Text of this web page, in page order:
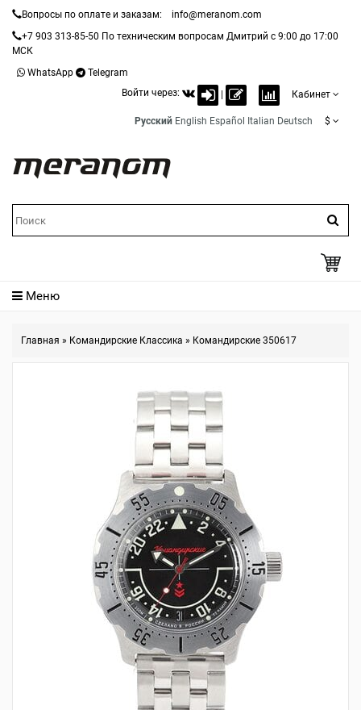
Вопросы по оплате и заказам:
info@meranom.com
+7 903 313-85-50 По техническим вопросам Дмитрий с 9:00 до 17:00
МСК
WhatsApp
Telegram
Войти через:
Кабинет
Русский English Español Italian Deutsch $
Меню
Главная » Командирские Классика » Командирские 350617